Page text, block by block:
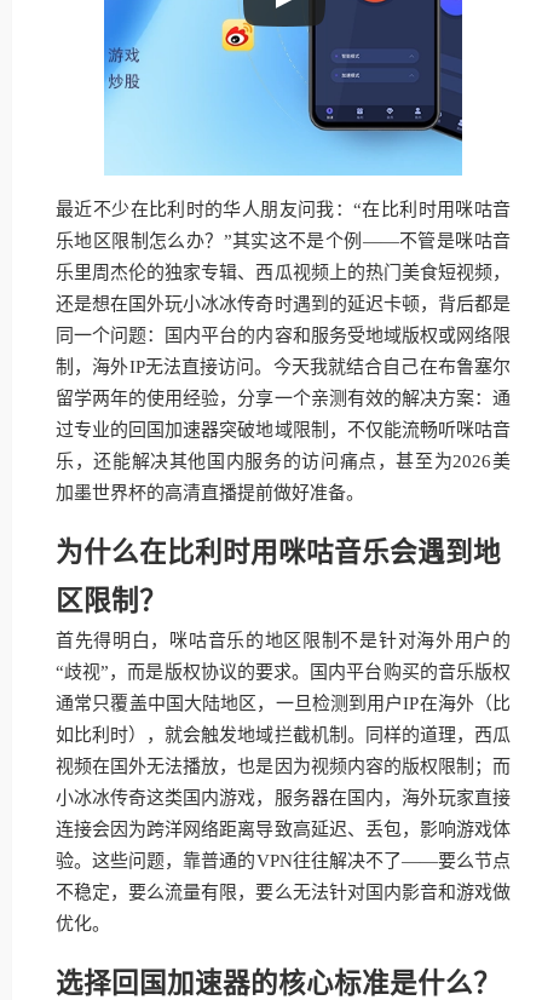
最近不少在比利时的华人朋友问我：“在比利时用咪咕音
乐地区限制怎么办？”其实这不是个例——不管是咪咕音
乐里周杰伦的独家专辑、西瓜视频上的热门美食短视频，
还是想在国外玩小冰冰传奇时遇到的延迟卡顿，背后都是
同一个问题：国内平台的内容和服务受地域版权或网络限
制，海外IP无法直接访问。今天我就结合自己在布鲁塞尔
留学两年的使用经验，分享一个亲测有效的解决方案：通
过专业的回国加速器突破地域限制，不仅能流畅听咪咕音
乐，还能解决其他国内服务的访问痛点，甚至为2026美
加墨世界杯的高清直播提前做好准备。
为什么在比利时用咪咕音乐会遇到地
区限制？
首先得明白，咪咕音乐的地区限制不是针对海外用户的
“歧视”，而是版权协议的要求。国内平台购买的音乐版权
通常只覆盖中国大陆地区，一旦检测到用户IP在海外（比
如比利时），就会触发地域拦截机制。同样的道理，西瓜
视频在国外无法播放，也是因为视频内容的版权限制；而
小冰冰传奇这类国内游戏，服务器在国内，海外玩家直接
连接会因为跨洋网络距离导致高延迟、丢包，影响游戏体
验。这些问题，靠普通的VPN往往解决不了——要么节点
不稳定，要么流量有限，要么无法针对国内影音和游戏做
优化。
选择回国加速器的核心标准是什么？